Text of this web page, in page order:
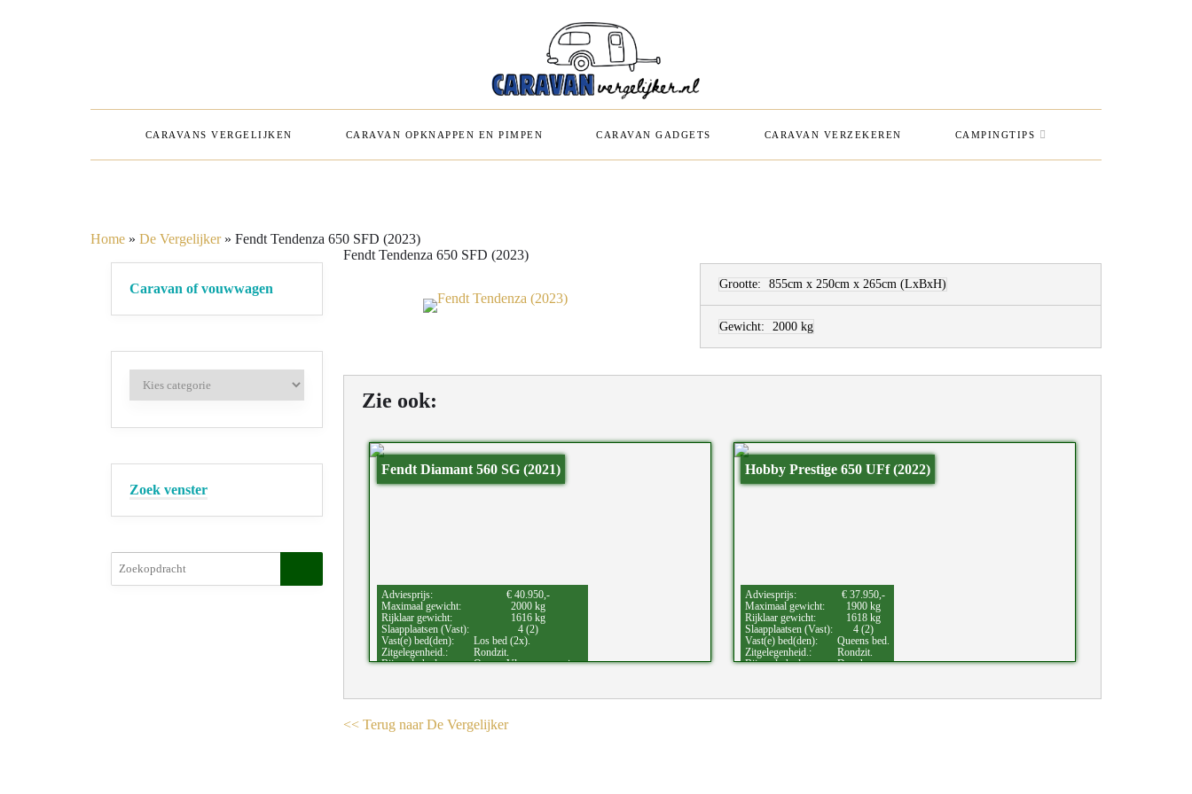
CARAVANS VERGELIJKEN CARAVAN OPKNAPPEN EN PIMPEN CARAVAN GADGETS CARAVAN VERZEKEREN CAMPINGTIPS
Home » De Vergelijker» Fendt Tendenza 650 SFD (2023)
Fendt Tendenza 650 SFD (2023)
Grootte: 855cm x 250cm x 265cm (LxBxH)
Gewicht: 2000 kg
Zie ook:
Fendt Diamant 560 SG (2021)
Adviesprijs:
€ 40.950,-
Maximaal gewicht:
2000 kg
Rijklaar gewicht:
1616 kg
Slaapplaatsen (Vast):
4 (2)
Vast(e) bed(den):
Los bed (2x).
Zitgelegenheid.:
Rondzit.
Bijzonderheden:
Oven., Vloerverwarming.
Hobby Prestige 650 UFf (2022)
Adviesprijs:
€ 37.950,-
Maximaal gewicht:
1900 kg
Rijklaar gewicht:
1618 kg
Slaapplaatsen (Vast):
4 (2)
Vast(e) bed(den):
Queens bed.
Zitgelegenheid.:
Rondzit.
Bijzonderheden:
Douche.
<< Terug naar De Vergelijker
Caravan of vouwwagen
Zoek venster